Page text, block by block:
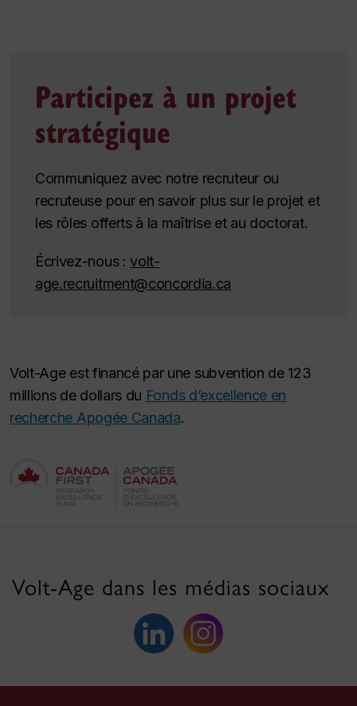
Participez à un projet
stratégique
Communiquez avec notre recruteur ou
recruteuse pour en savoir plus sur le projet et
les rôles offerts à la maîtrise et au doctorat.
Écrivez-nous :volt-
age.recruitment@concordia.ca
Volt-Age est financé par une subvention de 123
millions de dollars du Fonds d’excellence en
recherche Apogée Canada.
Volt-Age dans les médias sociaux